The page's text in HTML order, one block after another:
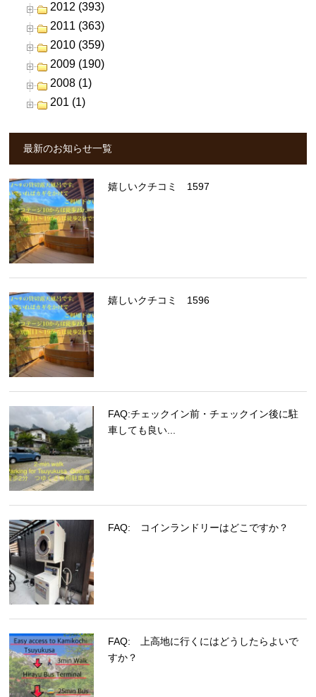
2012 (393)
2011 (363)
2010 (359)
2009 (190)
2008 (1)
201 (1)
最新のお知らせ一覧
嬉しいクチコミ 1597
嬉しいクチコミ 1596
FAQ:チェックイン前・チェックイン後に駐
車しても良い...
FAQ: コインランドリーはどこですか？
FAQ: 上高地に行くにはどうしたらよいで
すか？